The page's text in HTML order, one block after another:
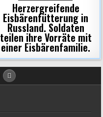
Herzergreifende
Eisbärenfütterung in
Russland. Soldaten
teilen ihre Vorräte mit
einer Eisbärenfamilie.